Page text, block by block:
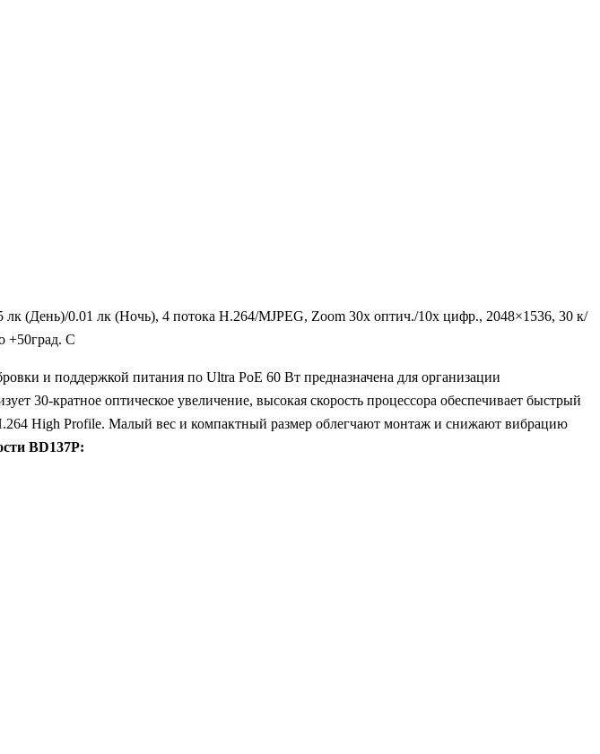
(День)/0.01 лк (Ночь), 4 потока Н.264/MJPEG, Zoom 30х оптич./10х цифр., 2048×1536, 30 к/
+50град. C
и поддержкой питания по Ultra PoE 60 Вт предназначена для организации
30-кратное оптическое увеличение, высокая скорость процессора обеспечивает быстрый
High Profile. Малый вес и компактный размер облегчают монтаж и снижают вибрацию
BD137P: